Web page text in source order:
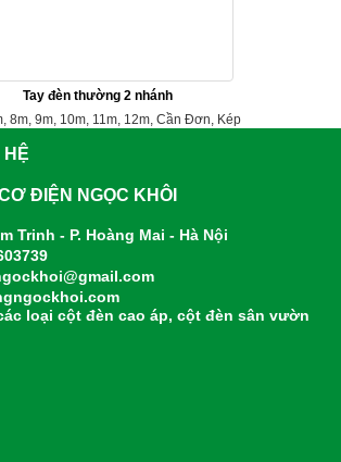
Tay đèn thường 2 nhánh
8m, 9m, 10m, 11m, 12m, Cần Đơn, Kép
TIN LIÊN HỆ
ĐIỆN NGỌC KHÔI
Trinh - P. Hoàng Mai - Hà Nội
loại cột đèn cao áp, cột đèn sân vườn